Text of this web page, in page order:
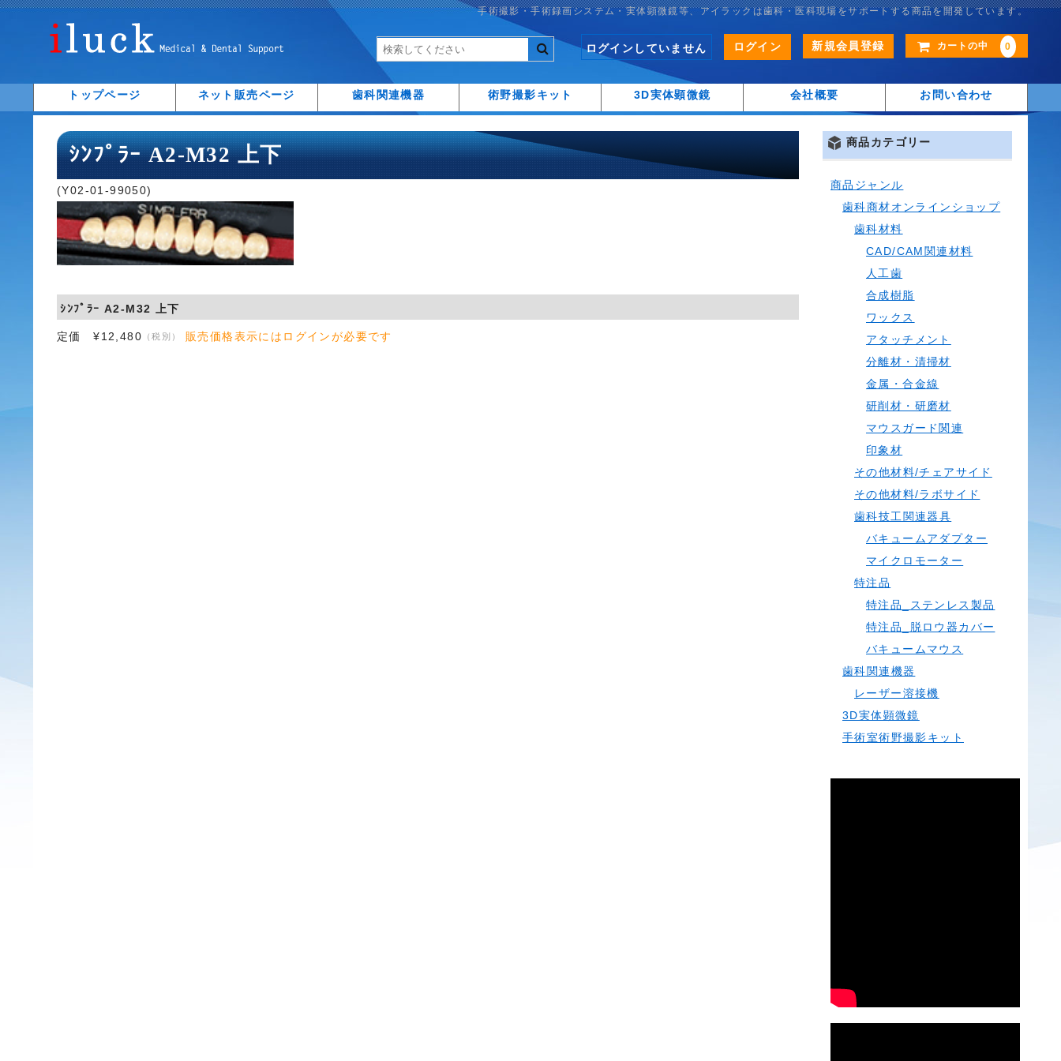
手術撮影・手術録画システム・実体顕微鏡等、アイラックは歯科・医科現場をサポートする商品を開発しています。
カートの中 0
ログインしていません ログイン 新規会員登録
トップページ ネット販売ページ 歯科関連機器 術野撮影キット 3D実体顕微鏡 会社概要 お問い合わせ
ｼﾝﾌﾟﾗｰ A2-M32 上下
(Y02-01-99050)
ｼﾝﾌﾟﾗｰ A2-M32 上下
定価 ¥12,480 （税別） 販売価格表示にはログインが必要です
商品カテゴリー
商品ジャンル
歯科商材オンラインショップ
歯科材料
CAD/CAM関連材料
人工歯
合成樹脂
ワックス
アタッチメント
分離材・清掃材
金属・合金線
研削材・研磨材
マウスガード関連
印象材
その他材料/チェアサイド
その他材料/ラボサイド
歯科技工関連器具
バキュームアダプター
マイクロモーター
特注品
特注品_ステンレス製品
特注品_脱ロウ器カバー
バキュームマウス
歯科関連機器
レーザー溶接機
3D実体顕微鏡
手術室術野撮影キット